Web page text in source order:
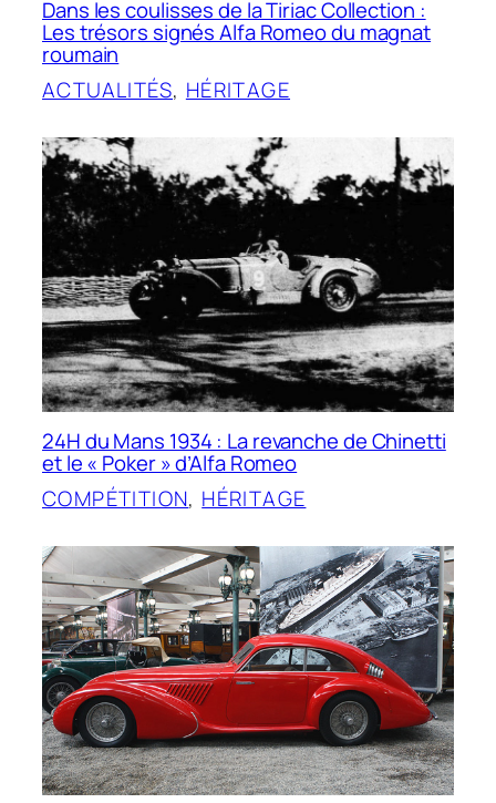
Dans les coulisses de la Tiriac Collection :
Les trésors signés Alfa Romeo du magnat
roumain
ACTUALITÉS, HÉRITAGE
24H du Mans 1934 : La revanche de Chinetti
et le « Poker » d’Alfa Romeo
COMPÉTITION, HÉRITAGE